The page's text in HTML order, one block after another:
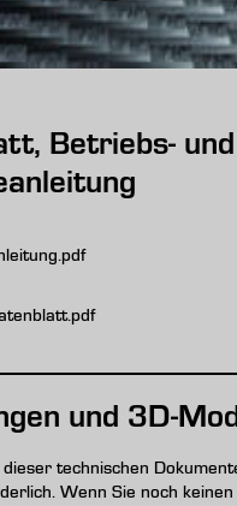
Betriebs- und
und 3D-
technischen
Wenn Sie noch